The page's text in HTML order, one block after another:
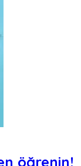
öğrenin!